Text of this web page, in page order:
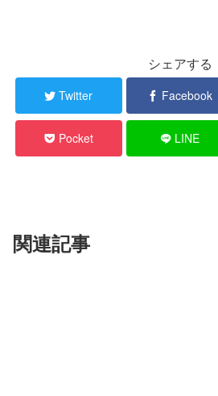
シェアする
Twitter Facebook
Pocket LINE
関連記事